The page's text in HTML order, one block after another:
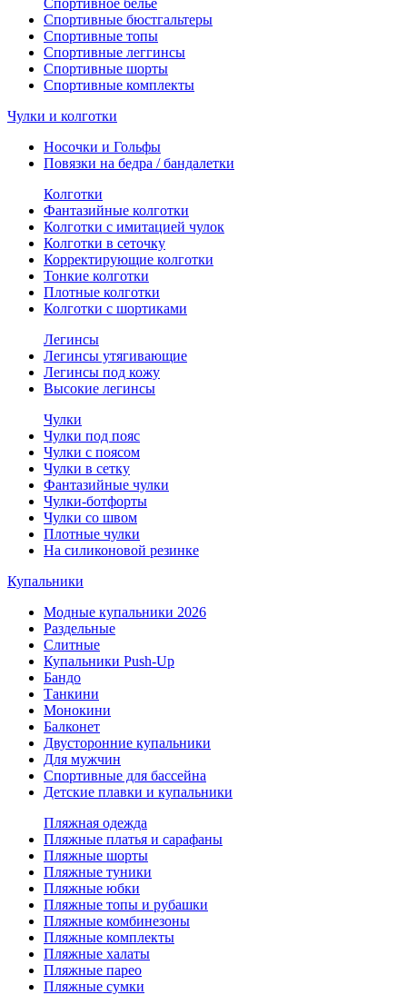
Спортивное белье
Спортивные бюстгальтеры
Спортивные топы
Спортивные леггинсы
Спортивные шорты
Спортивные комплекты
Чулки и колготки
Носочки и Гольфы
Повязки на бедра / бандалетки
Колготки
Фантазийные колготки
Колготки с имитацией чулок
Колготки в сеточку
Корректирующие колготки
Тонкие колготки
Плотные колготки
Колготки с шортиками
Легинсы
Легинсы утягивающие
Легинсы под кожу
Высокие легинсы
Чулки
Чулки под пояс
Чулки с поясом
Чулки в сетку
Фантазийные чулки
Чулки-ботфорты
Чулки со швом
Плотные чулки
На силиконовой резинке
Купальники
Модные купальники 2026
Раздельные
Слитные
Купальники Push-Up
Бандо
Танкини
Монокини
Балконет
Двусторонние купальники
Для мужчин
Спортивные для бассейна
Детские плавки и купальники
Пляжная одежда
Пляжные платья и сарафаны
Пляжные шорты
Пляжные туники
Пляжные юбки
Пляжные топы и рубашки
Пляжные комбинезоны
Пляжные комплекты
Пляжные халаты
Пляжные парео
Пляжные сумки